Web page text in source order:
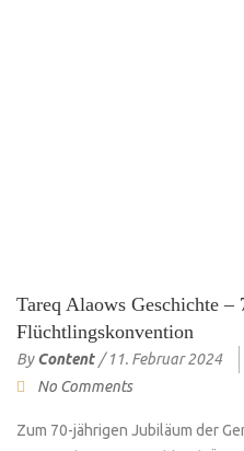
Tareq Alaows Geschichte –
Flüchtlingskonvention
By Content /11. Februar 2024
No Comments
Zum 70-jährigen Jubiläum der